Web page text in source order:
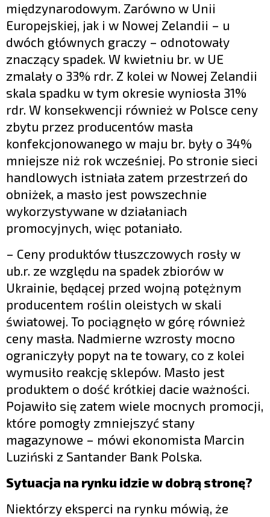
międzynarodowym. Zarówno w Unii
Europejskiej, jak i w Nowej Zelandii – u
dwóch głównych graczy – odnotowały
znaczący spadek. W kwietniu br. w UE
zmalały o 33% rdr. Z kolei w Nowej Zelandii
skala spadku w tym okresie wyniosła 31%
rdr. W konsekwencji również w Polsce ceny
zbytu przez producentów masła
konfekcjonowanego w maju br. były o 34%
mniejsze niż rok wcześniej. Po stronie sieci
handlowych istniała zatem przestrzeń do
obniżek, a masło jest powszechnie
wykorzystywane w działaniach
promocyjnych, więc potaniało.
– Ceny produktów tłuszczowych rosły w
ub.r. ze względu na spadek zbiorów w
Ukrainie, będącej przed wojną potężnym
producentem roślin oleistych w skali
światowej. To pociągnęło w górę również
ceny masła. Nadmierne wzrosty mocno
ograniczyły popyt na te towary, co z kolei
wymusiło reakcję sklepów. Masło jest
produktem o dość krótkiej dacie ważności.
Pojawiło się zatem wiele mocnych promocji,
które pomogły zmniejszyć stany
magazynowe – mówi ekonomista Marcin
Luziński z Santander Bank Polska.
Sytuacja na rynku idzie w dobrą stronę?
Niektórzy eksperci na rynku mówią, że